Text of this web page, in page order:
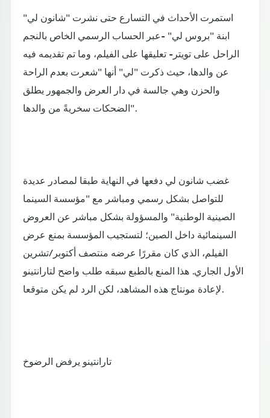
استمرت الأحداث في التسارع حتى نشرت "شانون لي"
ابنة "بروس لي" -عبر الحساب الرسمي الخاص بالنجم
الراحل على تويتر- تعليقها على الفيلم، وما تم تقديمه فيه
عن والدها، حيث ذكرت "لي" أنها "شعرت بعدم الراحة
والحزن وهي جالسة في دار العرض والجمهور يطلق
الضحكات سخريةً من والدها".
غضب شانون لي دفعها في النهاية طبقا لمصادر عديدة
للتواصل بشكل رسمي ومباشر مع "مؤسسة السينما
الصينية الوطنية" والمسؤولة بشكل مباشر عن العروض
السينمائية داخل الصين؛ لتستجيب المؤسسة بمنع عرض
الفيلم، الذي كان مقررًا عرضه منتصف أكتوبر/تشرين
الأول الجاري. هذا المنع بالطبع سبقه طلب واضح لتارانتينو
لإعادة مونتاج هذه المشاهد، لكن الرد لم يكن متوقعا.
تارانتينو يرفض الرضوخ